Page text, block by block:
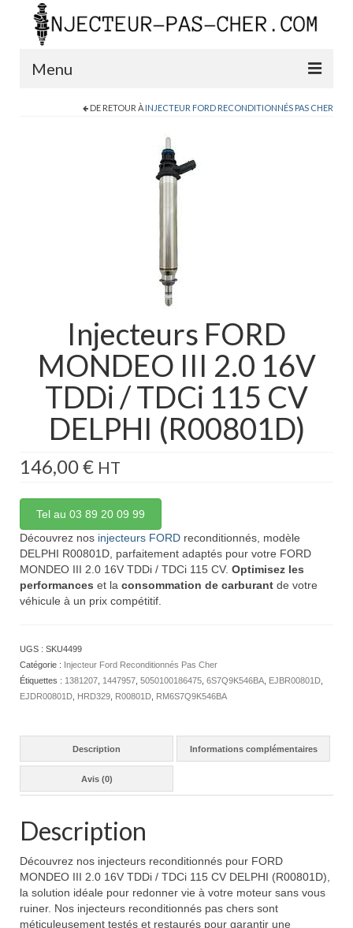
Menu
DE RETOUR À INJECTEUR FORD RECONDITIONNÉS PAS CHER
Injecteurs FORD
MONDEO III 2.0 16V
TDDi / TDCi 115 CV
DELPHI (R00801D)
146,00€ HT
Tel au 03 89 20 09 99
Découvrez nos injecteurs FORD reconditionnés, modèle
DELPHI R00801D, parfaitement adaptés pour votre FORD
MONDEO III 2.0 16V TDDi / TDCi 115 CV. Optimisez les
performances et la consommation de carburant de votre
véhicule à un prix compétitif.
UGS : SKU4499
Catégorie : Injecteur Ford Reconditionnés Pas Cher
Étiquettes : 1381207 1447957 5050100186475 6S7Q9K546BA EJBR00801D
EJDR00801D
HRD329 R00801D RM6S7Q9K546BA
Description Informations complémentaires
Avis (0)
Description
Découvrez nos injecteurs reconditionnés pour FORD
MONDEO III 2.0 16V TDDi / TDCi 115 CV DELPHI (R00801D),
la solution idéale pour redonner vie à votre moteur sans vous
ruiner. Nos injecteurs reconditionnés pas chers sont
méticuleusement testés et restaurés pour garantir une